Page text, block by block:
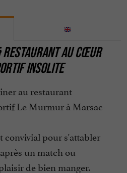
AU CŒUR
INSOLITE
au restaurant
Le Murmur à Marsac-
convivial pour s'attabler
un match ou
de bien manger.